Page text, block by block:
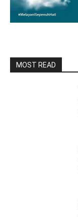
MOST READ